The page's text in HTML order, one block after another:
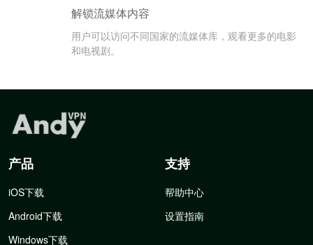
解锁流媒体内容
用户可以访问不同国家的流媒体库，观看更多的电影
和电视剧。
产品
iOS下载
Android下载
Windows下载
支持
帮助中心
设置指南